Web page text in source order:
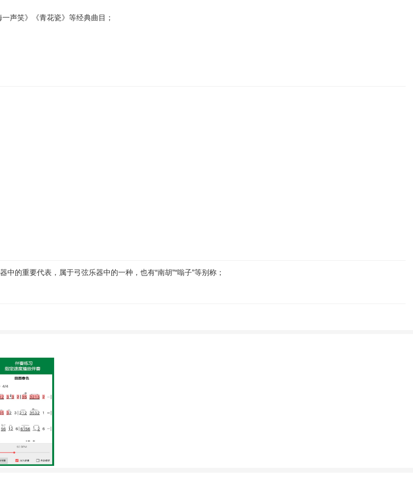
声笑》《青花瓷》等经典曲目；
的重要代表，属于弓弦乐器中的一种，也有“南胡”“嗡子”等别称；